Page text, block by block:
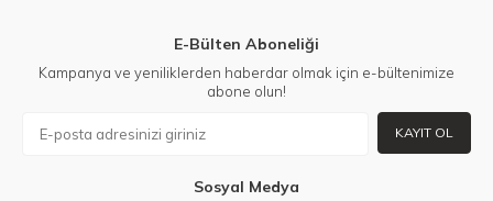
E-Bülten Aboneliği
Kampanya ve yeniliklerden haberdar olmak için e-bültenimize
abone olun!
KAYIT OL
Sosyal Medya